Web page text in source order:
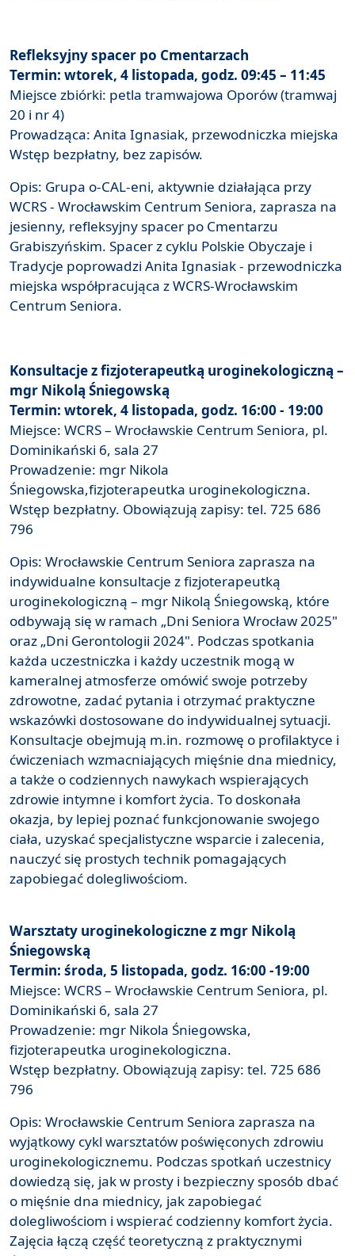
Refleksyjny spacer po Cmentarzach
Termin: wtorek, 4 listopada, godz. 09:45 – 11:45
Miejsce zbiórki: petla tramwajowa Oporów (tramwaj
20 i nr 4)
Prowadząca: Anita Ignasiak, przewodniczka miejska
Wstęp bezpłatny, bez zapisów.
Opis: Grupa o-CAL-eni, aktywnie działająca przy
WCRS - Wrocławskim Centrum Seniora, zaprasza na
jesienny, refleksyjny spacer po Cmentarzu
Grabiszyńskim. Spacer z cyklu Polskie Obyczaje i
Tradycje poprowadzi Anita Ignasiak - przewodniczka
miejska współpracująca z WCRS-Wrocławskim
Centrum Seniora.
Konsultacje z fizjoterapeutką uroginekologiczną –
mgr Nikolą Śniegowską
Termin: wtorek, 4 listopada, godz. 16:00 - 19:00
Miejsce: WCRS – Wrocławskie Centrum Seniora, pl.
Dominikański 6, sala 27
Prowadzenie: mgr Nikola
Śniegowska,fizjoterapeutka uroginekologiczna.
Wstęp bezpłatny. Obowiązują zapisy: tel. 725 686
796
Opis: Wrocławskie Centrum Seniora zaprasza na
indywidualne konsultacje z fizjoterapeutką
uroginekologiczną – mgr Nikolą Śniegowską, które
odbywają się w ramach „Dni Seniora Wrocław 2025"
oraz „Dni Gerontologii 2024". Podczas spotkania
każda uczestniczka i każdy uczestnik mogą w
kameralnej atmosferze omówić swoje potrzeby
zdrowotne, zadać pytania i otrzymać praktyczne
wskazówki dostosowane do indywidualnej sytuacji.
Konsultacje obejmują m.in. rozmowę o profilaktyce i
ćwiczeniach wzmacniających mięśnie dna miednicy,
a także o codziennych nawykach wspierających
zdrowie intymne i komfort życia. To doskonała
okazja, by lepiej poznać funkcjonowanie swojego
ciała, uzyskać specjalistyczne wsparcie i zalecenia,
nauczyć się prostych technik pomagających
zapobiegać dolegliwościom.
Warsztaty uroginekologiczne z mgr Nikolą
Śniegowską
Termin: środa, 5 listopada, godz. 16:00 -19:00
Miejsce: WCRS – Wrocławskie Centrum Seniora, pl.
Dominikański 6, sala 27
Prowadzenie: mgr Nikola Śniegowska,
fizjoterapeutka uroginekologiczna.
Wstęp bezpłatny. Obowiązują zapisy: tel. 725 686
796
Opis: Wrocławskie Centrum Seniora zaprasza na
wyjątkowy cykl warsztatów poświęconych zdrowiu
uroginekologicznemu. Podczas spotkań uczestnicy
dowiedzą się, jak w prosty i bezpieczny sposób dbać
o mięśnie dna miednicy, jak zapobiegać
dolegliwościom i wspierać codzienny komfort życia.
Zajęcia łączą część teoretyczną z praktycznymi